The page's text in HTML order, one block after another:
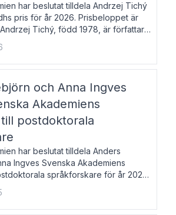
har beslutat tilldela Andrzej Tichý
pris för år 2026. Prisbeloppet är
Tichý, född 1978, är författare
Han debuterade 2005 med den
Sex liter l
och Anna Ingves
Akademiens
postdoktorala
har beslutat tilldela Anders
Ingves Svenska Akademiens
språkforskare för år 2026.
är 75 000 kronor per mottagare.
född 1984, är universitet